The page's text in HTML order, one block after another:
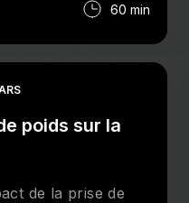
60 min
poids sur la
de la prise de